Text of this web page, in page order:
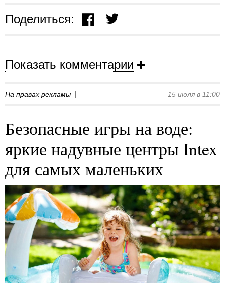
Поделиться:
Показать комментарии
На правах рекламы 15 июля в 11:00
Безопасные игры на воде:
яркие надувные центры Intex
для самых маленьких